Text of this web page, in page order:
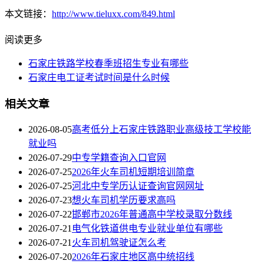
本文链接： http://www.tieluxx.com/849.html
阅读更多
石家庄铁路学校春季班招生专业有哪些
石家庄电工证考试时间是什么时候
相关文章
2026-08-05高考低分上石家庄铁路职业高级技工学校能
就业吗
2026-07-29中专学籍查询入口官网
2026-07-25​2026年火车司机短期培训简章
2026-07-25河北中专学历认证查询官网网址
2026-07-23想火车司机学历要求高吗
2026-07-22邯郸市2026年普通高中学校录取分数线
2026-07-21 电气化铁道供电专业就业单位有哪些
2026-07-21 火车司机驾驶证怎么考
2026-07-202026年石家庄地区高中统招线